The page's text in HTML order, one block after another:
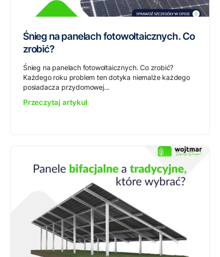
Śnieg na panelach fotowoltaicznych. Co
zrobić?
Śnieg na panelach fotowoltaicznych. Co zrobić?
Każdego roku problem ten dotyka niemalże każdego
posiadacza przydomowej...
Przeczytaj artykuł